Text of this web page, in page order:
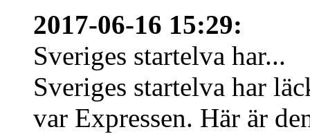
2017-06-16 15:29:
Sveriges startelva har...
Sveriges startelva har
var Expressen. Här är